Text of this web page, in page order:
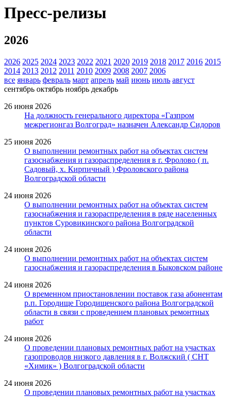
Пресс-релизы
2026
2026 2025 2024 2023 2022 2021 2020 2019 2018 2017 2016 2015
2014 2013 2012 2011 2010 2009 2008 2007 2006
все январь февраль март апрель май июнь июль август
сентябрь октябрь ноябрь декабрь
26 июня 2026
На должность генерального директора «Газпром
межрегионгаз Волгоград» назначен Александр Сидоров
25 июня 2026
О выполнении ремонтных работ на объектах систем
газоснабжения и газораспределения в г. Фролово ( п.
Садовый, х. Кирпичный ) Фроловского района
Волгоградской области
24 июня 2026
О выполнении ремонтных работ на объектах систем
газоснабжения и газораспределения в ряде населенных
пунктов Суровикинского района Волгоградской
области
24 июня 2026
О выполнении ремонтных работ на объектах систем
газоснабжения и газораспределения в Быковском районе
24 июня 2026
О временном приостановлении поставок газа абонентам
р.п. Городище Городищенского района Волгоградской
области в связи с проведением плановых ремонтных
работ
24 июня 2026
О проведении плановых ремонтных работ на участках
газопроводов низкого давления в г. Волжский ( СНТ
«Химик» ) Волгоградской области
24 июня 2026
О проведении плановых ремонтных работ на участках